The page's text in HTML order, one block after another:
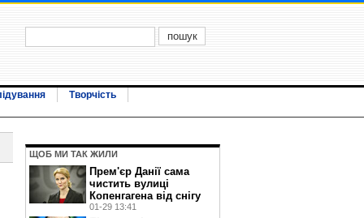
Творчість
ЩОБ МИ ТАК ЖИЛИ
Прем'єр Данії сама
чистить вулиці
Копенгагена від снігу
01-29 13:41